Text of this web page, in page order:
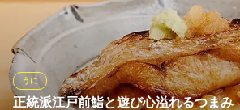
正統派江戸前鮨と遊び心溢れるつまみ
うに